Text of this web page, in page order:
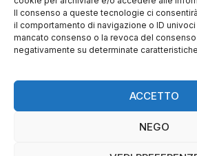
Il consenso a queste tecnologie ci
il comportamento di navigazione o ID
mancato consenso o la revoca del
negativamente su determinate
ACCETTO
NEGO
CI TROVI ANCHE SU: